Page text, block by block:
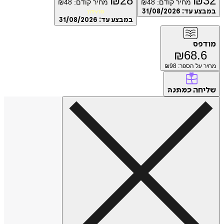
מחיר קודם: ₪48
עד:31/08/2026
מחיר קודם: ₪48
במבצע עד:31/08/2026
₪
על הספר: ₪98
כמתנה